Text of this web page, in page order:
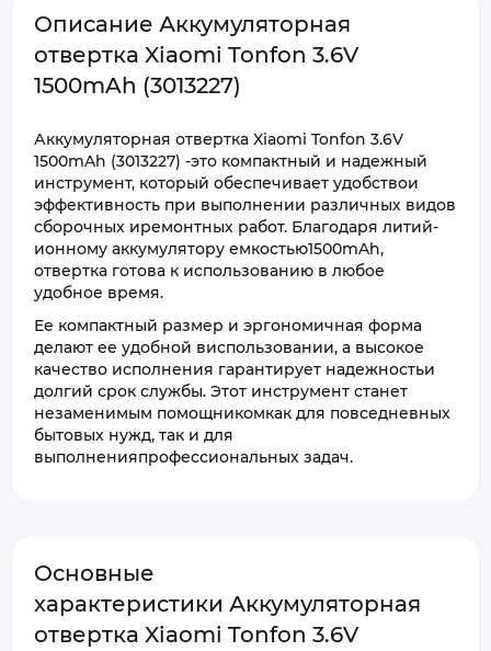
Описание Аккумуляторная
отвертка Xiaomi Tonfon 3.6V
1500mAh (3013227)
Аккумуляторная отвертка Xiaomi Tonfon 3.6V
1500mAh (3013227) -это компактный и надежный
инструмент, который обеспечивает удобствои
эффективность при выполнении различных видов
сборочных иремонтных работ. Благодаря литий-
ионному аккумулятору емкостью1500mAh,
отвертка готова к использованию в любое
удобное время.
Ее компактный размер и эргономичная форма
делают ее удобной виспользовании, а высокое
качество исполнения гарантирует надежностьи
долгий срок службы. Этот инструмент станет
незаменимым помощникомкак для повседневных
бытовых нужд, так и для
выполненияпрофессиональных задач.
Основные
характеристики Аккумуляторная
отвертка Xiaomi Tonfon 3.6V